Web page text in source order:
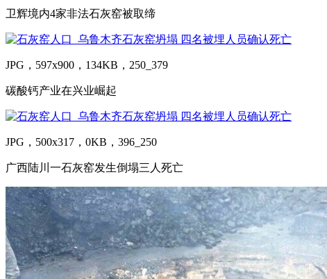
卫辉境内4家非法石灰窑被取缔
JPG，597x900，134KB，250_379
碳酸钙产业在兴业崛起
JPG，500x317，0KB，396_250
广西陆川一石灰窑发生倒塌三人死亡